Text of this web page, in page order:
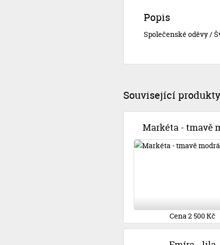
Popis
Společenské oděvy /
Související
Markéta - tmavě
Cena 2 500 Kč